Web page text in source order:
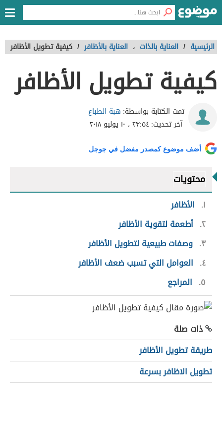
الرئيسية / العناية بالذات ، العناية بالأظافر / كيفية تطويل الأظافر
كيفية تطويل الأظافر
تمت الكتابة بواسطة: هبة الطباع
آخر تحديث:٢٣:٥٤ ، ١٠ يوليو ٢٠١٨
أضف موضوع كمصدر مفضل في جوجل
محتويات
١
الأظافر
٢ أطعمة لتقوية الأظافر
٣ وصفات طبيعية لتطويل الأظافر
٤
العوامل التي تسبب ضعف الأظافر
٥
المراجع
ذات صلة
طريقة تطويل الأظافر
تطويل الاظافر بسرعة